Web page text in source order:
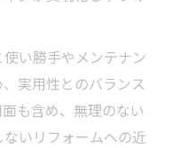
い勝手やメンテナン
実用性とのバランス
も含め、無理のない
いリフォームへの近